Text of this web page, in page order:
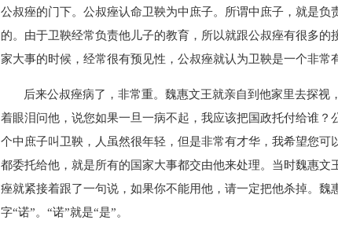
公叔痤的门下。公叔痤认命卫鞅为中庶子。所谓中庶子，就是负
的。由于卫鞅经常负责他儿子的教育，所以就跟公叔痤有很多的
家大事的时候，经常很有预见性，公叔痤就认为卫鞅是一个非常
后来公叔痤病了，非常重。魏惠文王就亲自到他家里去探视
着眼泪问他，说您如果一旦一病不起，我应该把国政托付给谁？
个中庶子叫卫鞅，人虽然很年轻，但是非常有才华，我希望您可
都委托给他，就是所有的国家大事都交由他来处理。当时魏惠文
痤就紧接着跟了一句说，如果你不能用他，请一定把他杀掉。魏
字“诺”。“诺”就是“是”。